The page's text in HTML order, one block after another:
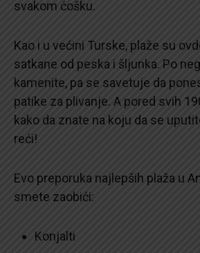
svakom ćošku.
Kao i u većini Turske, plaže su
satkane od peska i šljunka. Po
kamenite, pa se savetuje da
patike za plivanje. A pored svih
kako da znate na koju da se
reći!
Evo preporuka najlepših plaža u
smete zaobići:
Konjalti